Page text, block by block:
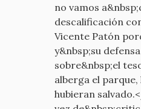
no vamos
descalificación
Vicente Patón
y&nbsp;su
sobre&nbsp;el
alberga el
hubieran